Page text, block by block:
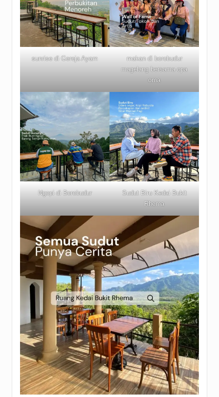
sunrise di Gereja Ayam
makan di borobudur
magelang bersama opa
oma
Ngopi di Borobudur
Sudut Biru Kedai Bukit
Rhema